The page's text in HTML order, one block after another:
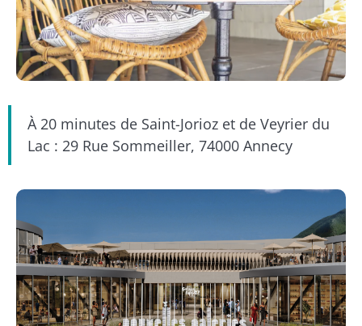
À 20 minutes de Saint-Jorioz et de Veyrier du
Lac : 29 Rue Sommeiller, 74000 Annecy